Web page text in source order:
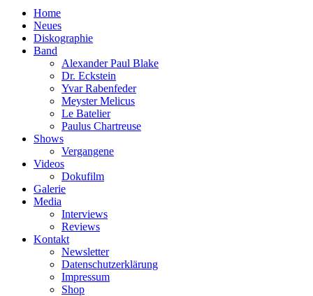
Home
Neues
Diskographie
Band
Alexander Paul Blake
Dr. Eckstein
Yvar Rabenfeder
Meyster Melicus
Le Batelier
Paulus Chartreuse
Shows
Vergangene
Videos
Dokufilm
Galerie
Media
Interviews
Reviews
Kontakt
Newsletter
Datenschutzerklärung
Impressum
Shop